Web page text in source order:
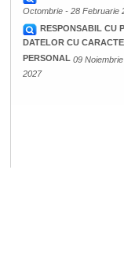
Octombrie - 28 Februarie
RESPONSABIL CU
DATELOR CU
PERSONAL 09
2027